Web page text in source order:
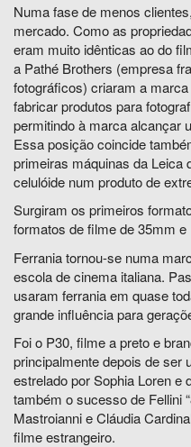
Numa fase de menos
mercado. Como as
eram muito idênticas ao do
a Pathé Brothers (empresa
fotográficos) criaram a
fabricar produtos para
permitindo à marca alcançar
Essa posição coincide
primeiras máquinas da Leica
celulóide num produto de
Surgiram os primeiros
formatos de filme de 35mm e
Ferrania tornou-se numa
escola de cinema italiana.
usaram ferrania em quase
grande influência para
Foi o P30, filme a preto e
principalmente depois de ser
estrelado por Sophia Loren e
também o sucesso de Fellini
Mastroianni e Cláudia
filme estrangeiro.